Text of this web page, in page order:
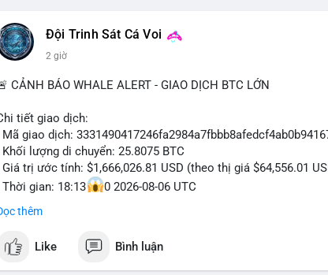
📰 Nguồn: Cointelegraph
Đội Trinh Sát Cá Voi
2 giờ
CẢNH BÁO WHALE ALERT - GIAO DỊCH BTC LỚN
tiết giao dịch:
Mã giao dịch:
Khối lượng di chuyển: 25.8075 BTC
Giá trị ước tính: $1,666,026.81 USD (theo thị giá $64,556.01
Thời gian: 18:13
0 2026-08-06 UTC
định phân tích hành vi của Cá voi dựa trên giao dịch này:
Khối lượng 25.8 BTC trị giá hơn 1.66 triệu USD được di chuyển
cho thấy dấu hiệu của một tổ chức hoặc cá nhân sở hữu
là bước khởi đầu cho việc phân bổ lại danh mục đầu tư,
thêm
Like Bình luận